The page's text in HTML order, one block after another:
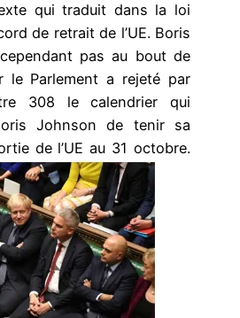
qui traduit dans la loi
de retrait de l’UE. Boris
pas au bout de
le Parlement a rejeté par
308 le calendrier qui
Johnson de tenir sa
de l’UE au 31 octobre.